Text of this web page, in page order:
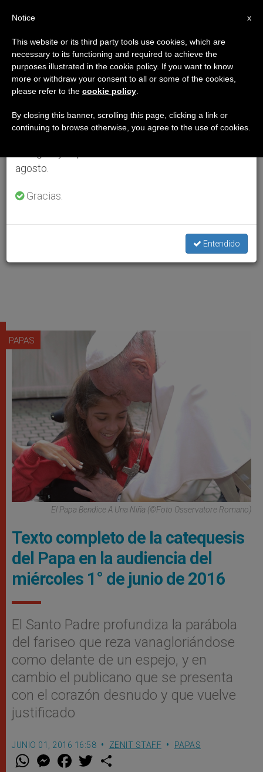
PAPAS
El Papa Bendice A Una Niña (©Foto Osservatore Romano)
Texto completo de la catequesis
del Papa en la audiencia del
miércoles 1° de junio de 2016
El Santo Padre profundiza la parábola
del fariseo que reza vanagloriándose
como delante de un espejo, y en
cambio el publicano que se presenta
con el corazón desnudo y que vuelve
justificado
JUNIO 01, 2016 16:58 ZENIT STAFF PAPAS
W M
e
F
a w
×
Aviso importante
Del 27 de julio al 7 de agosto haremos la pausa
anual, aprovechando que en el periodo de verano
se generan menos informaciones y también el
agosto.
Gracias.
Entendido
x
Notice
This website or its third party tools use cookies, which are
necessary to its functioning and required to achieve the
purposes illustrated in the cookie policy. If you want to know
more or withdraw your consent to all or some of the cookies,
please refer to the cookie policy
By closing this banner, scrolling this page, clicking a link or
continuing to browse otherwise, you agree to the use of cookies.